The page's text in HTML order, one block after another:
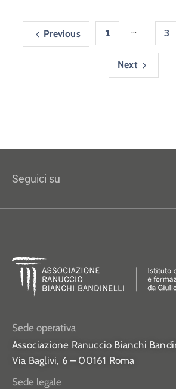
Previous 1 ... 3
Next
Seguici su
Sede operativa
Associazione Ranuccio Bianchi
Via Baglivi, 6 – 00161 Roma
Sede legale